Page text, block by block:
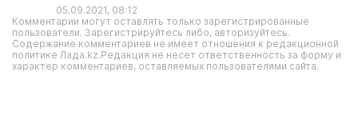
05.09.2021, 08:12
Комментарии могут оставлять только зарегистрированные
пользователи. Зарегистрируйтесь либо, авторизуйтесь.
Содержание комментариев не имеет отношения к редакционной
политике Лада.kz.Редакция не несет ответственность за форму и
характер комментариев, оставляемых пользователями сайта.